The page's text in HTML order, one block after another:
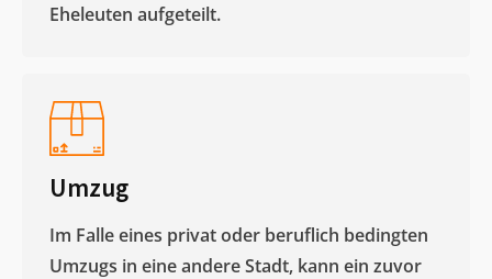
Eheleuten aufgeteilt.​
Umzug
Im Falle eines privat oder beruflich bedingten
Umzugs in eine andere Stadt, kann ein zuvor